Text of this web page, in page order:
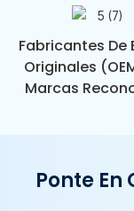
Fabricantes De
Originales
Marcas
Ponte